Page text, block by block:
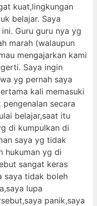
kuat,lingkungan
belajar. Saya
Guru guru nya yg
marah (walaupun
mengajarkan kami
Saya ingin
yg pernah saya
kali memasuki
secara
belajar,saat itu
di kumpulkan di
saya yg tidak
hukuman yg di
sangat keras
saya tidak boleh
lupa
panik,saya